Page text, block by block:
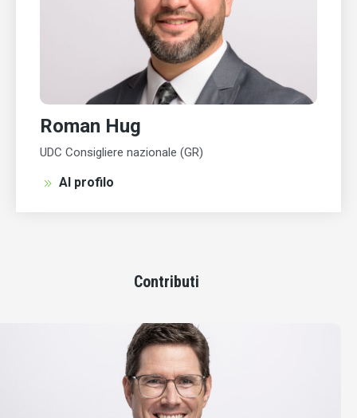
Roman Hug
UDC Consigliere nazionale (GR)
Al profilo
Contributi